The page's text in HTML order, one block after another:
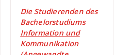
Die Studierenden des
Bachelorstudiums
Information und
Kommunikation